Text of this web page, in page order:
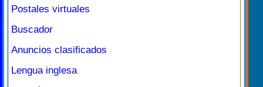
Postales virtuales
Buscador
Anuncios clasificados
Lengua inglesa